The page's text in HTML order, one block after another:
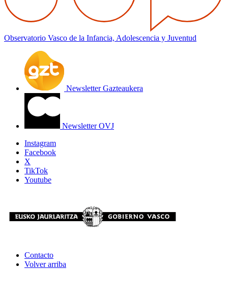
Observatorio Vasco de la Infancia, Adolescencia y Juventud
Newsletter Gazteaukera
Newsletter OVJ
Instagram
Facebook
X
TikTok
Youtube
Contacto
Volver arriba